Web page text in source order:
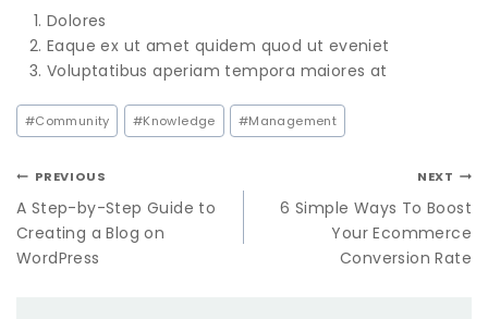
Dolores
Eaque ex ut amet quidem quod ut eveniet
Voluptatibus aperiam tempora maiores at
#Community #Knowledge #Management
PREVIOUS
A Step-by-Step Guide to
Creating a Blog on
WordPress
NEXT
6 Simple Ways To Boost
Your Ecommerce
Conversion Rate